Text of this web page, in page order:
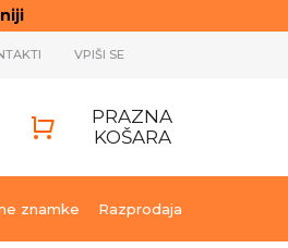
VPIŠI SE
CART
PRAZNA
KOŠARA
znamke Razprodaja